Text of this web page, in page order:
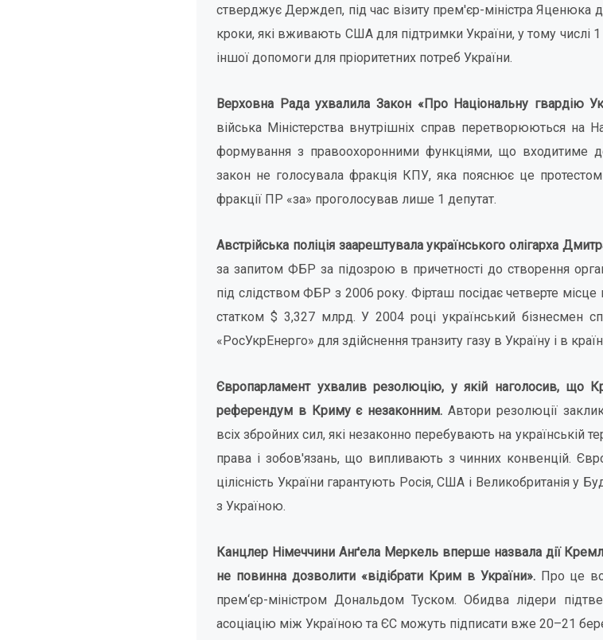
стверджує Держдеп, під час візиту прем'єр-міністра Яценюка
кроки, які вживають США для підтримки України, у тому числі 1
іншої допомоги для пріоритетних потреб України.
Верховна Рада ухвалила Закон «Про Національну гвардію
війська Міністерства внутрішніх справ перетворюються на
формування з правоохоронними функціями, що входитиме
закон не голосувала фракція КПУ, яка пояснює це протестом
фракції ПР «за» проголосував лише 1 депутат.
Австрійська поліція заарештувала українського олігарха
за запитом ФБР за підозрою в причетності до створення
під слідством ФБР з 2006 року. Фірташ посідає четверте
статком $ 3,327 млрд. У 2004 році український бізнесмен
«РосУкрЕнерго» для здійснення транзиту газу в Україну і в
Європарламент ухвалив резолюцію, у якій наголосив, що
референдум в Криму є незаконним.Автори резолюції
всіх збройних сил, які незаконно перебувають на українській
права і зобов'язань, що випливають з чинних конвенцій.
цілісність України гарантують Росія, США і Великобританія у
з Україною.
Канцлер Німеччини Анґела Меркель вперше назвала дії
не повинна дозволити «відібрати Крим в України».Про це
прем‘єр-міністром Дональдом Туском. Обидва лідери
асоціацію між Україною та ЄС можуть підписати вже 20–21